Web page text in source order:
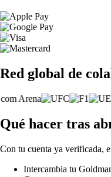
Red global de
Qué hacer tras
Con tu cuenta ya verificada,
Intercambia tu